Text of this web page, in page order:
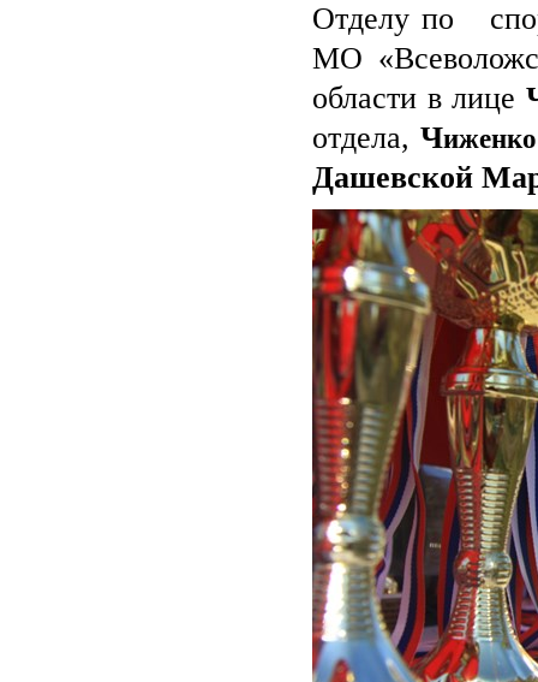
Отделу по
МО
области в лице
отдела,Ч
Дашевской